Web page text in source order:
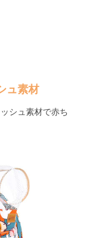
ュ素材
シュ素材で赤ち